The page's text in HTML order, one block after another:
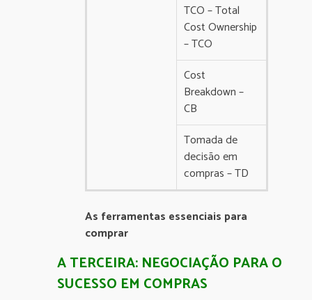
TCO – Total
Cost Ownership
– TCO
Cost
Breakdown –
CB
Tomada de
decisão em
compras – TD
As ferramentas essenciais para
comprar
A TERCEIRA: NEGOCIAÇÃO PARA O
SUCESSO EM COMPRAS